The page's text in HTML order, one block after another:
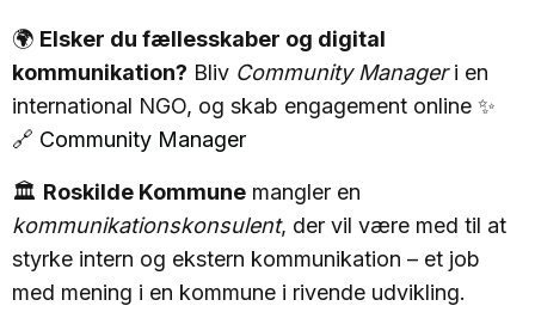
🌍 Elsker du fællesskaber og digital
kommunikation? Bliv Community Manageri en
international NGO, og skab engagement online ✨
🔗 Community Manager
🏛️ Roskilde Kommune mangler en
kommunikationskonsulent, der vil være med til at
styrke intern og ekstern kommunikation – et job
med mening i en kommune i rivende udvikling.